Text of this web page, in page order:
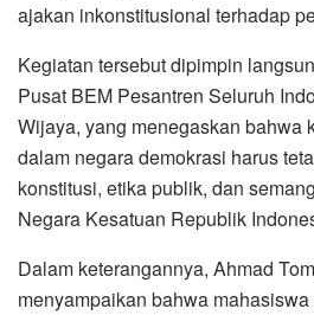
ajakan inkonstitusional terhadap
Kegiatan tersebut dipimpin
Pusat BEM Pesantren Seluruh
Wijaya, yang menegaskan bahwa
dalam negara demokrasi harus
konstitusi, etika publik, dan
Negara Kesatuan Republik
Dalam keterangannya, Ahmad
menyampaikan bahwa